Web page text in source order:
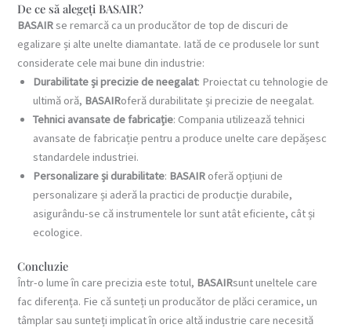
De ce să alegeți BASAIR?
BASAIRse remarcă ca un producător de top de discuri de
egalizare și alte unelte diamantate. Iată de ce produsele lor sunt
considerate cele mai bune din industrie:
Durabilitate și precizie de neegalat: Proiectat cu tehnologie de
ultimă oră, BASAIRoferă durabilitate și precizie de neegalat.
Tehnici avansate de fabricație: Compania utilizează tehnici
avansate de fabricație pentru a produce unelte care depășesc
standardele industriei.
Personalizare și durabilitate: BASAIR oferă opțiuni de
personalizare și aderă la practici de producție durabile,
asigurându-se că instrumentele lor sunt atât eficiente, cât și
ecologice.
Concluzie
Într-o lume în care precizia este totul, BASAIRsunt uneltele care
fac diferența. Fie că sunteți un producător de plăci ceramice, un
tâmplar sau sunteți implicat în orice altă industrie care necesită